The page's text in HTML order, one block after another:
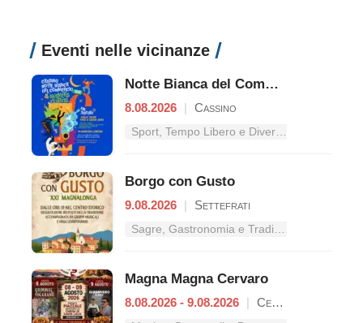
Eventi nelle vicinanze
Notte Bianca del Commercio
8.08.2026 | Cassino
Borgo con Gusto
9.08.2026 | Settefrati
Magna Magna Cervaro
8.08.2026 - 9.08.2026 | Cervaro